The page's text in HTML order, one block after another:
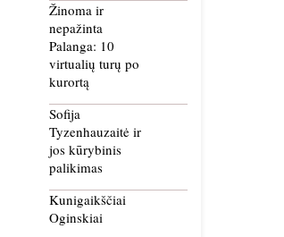
Žinoma ir
nepažinta
Palanga: 10
virtualių turų po
kurortą
Sofija
Tyzenhauzaitė ir
jos kūrybinis
palikimas
Kunigaikščiai
Oginskiai